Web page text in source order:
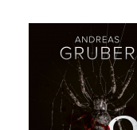
ir pelės žaidimas,
Sneideris su
trūksta